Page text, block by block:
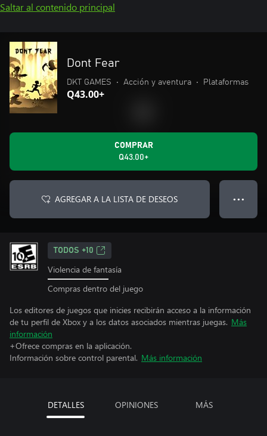
Saltar al contenido principal
Dont Fear
DKT GAMES • Acción y aventura • Plataformas
Q43.00+
COMPRAR
Q43.00+
AGREGAR A LA LISTA DE DESEOS ● ● ●
TODOS +10
Violencia de fantasía
Compras dentro del juego
Los editores de juegos que inicies recibirán acceso a la información
de tu perfil de Xbox y a los datos asociados mientras juegas. Más
información
+Ofrece compras en la aplicación.
Información sobre control parental. Más información
DETALLES OPINIONES MÁS